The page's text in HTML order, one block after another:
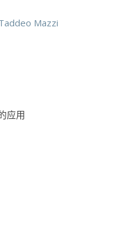
Mazzi
应用